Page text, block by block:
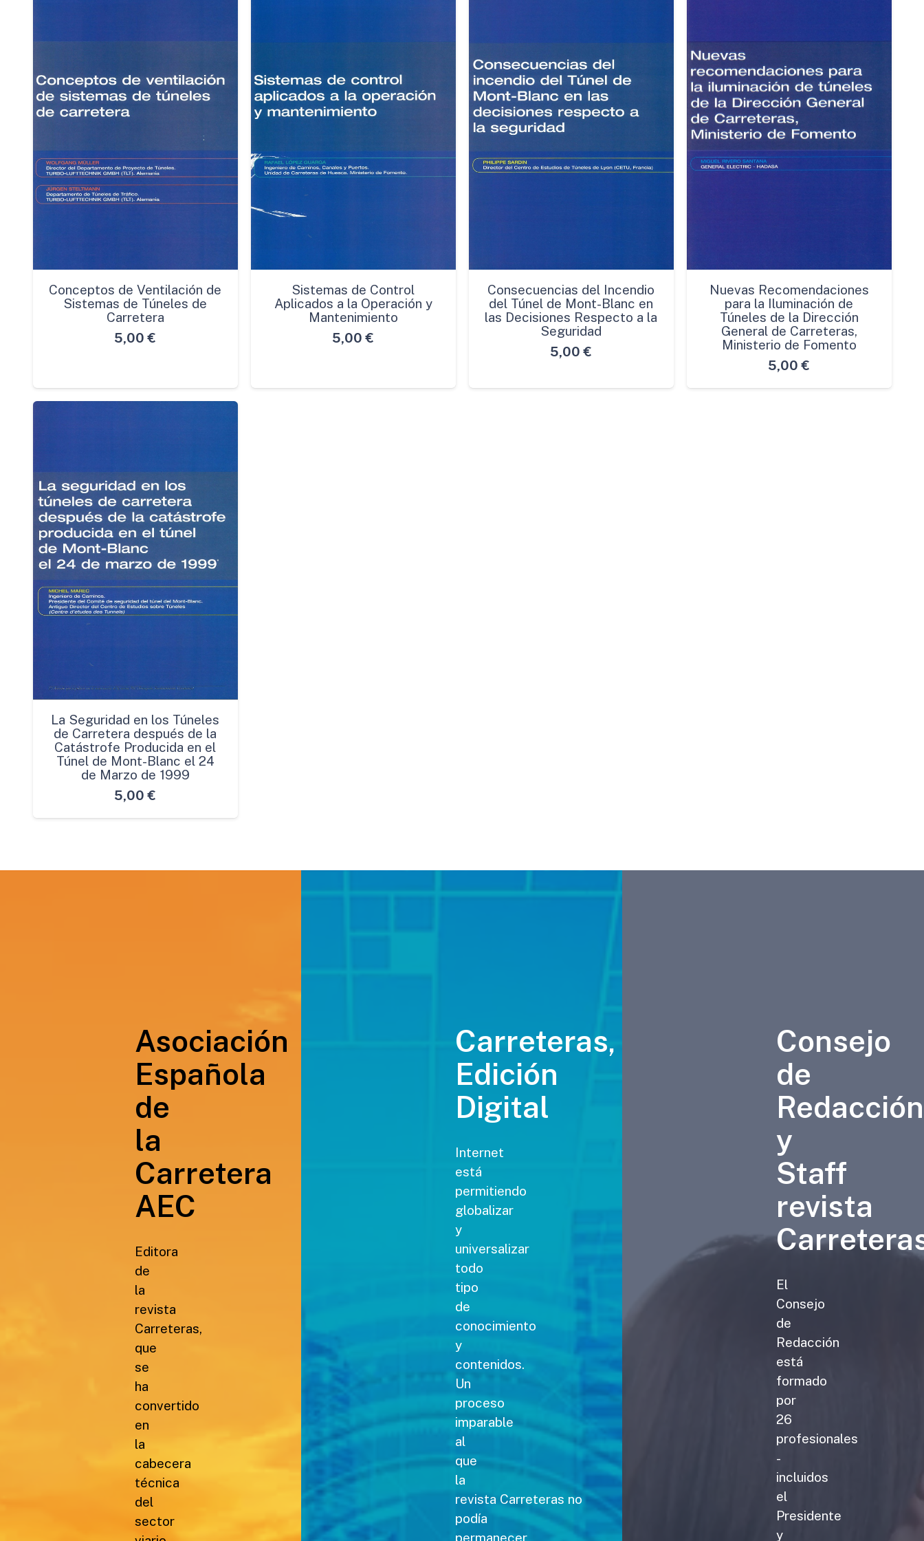
Conceptos de Ventilación de
Sistemas de Túneles de
Carretera
5,00 €
Sistemas de Control
Aplicados a la Operación y
Mantenimiento
5,00 €
Consecuencias del Incendio
del Túnel de Mont-Blanc en
las Decisiones Respecto a la
Seguridad
5,00 €
Nuevas Recomendaciones
para la Iluminación de
Túneles de la Dirección
General de Carreteras,
Ministerio de Fomento
5,00 €
La Seguridad en los Túneles
de Carretera después de la
Catástrofe Producida en el
Túnel de Mont-Blanc el 24
de Marzo de 1999
5,00 €
Asociación
Española
de
la
Carretera
AEC
Editora
de
la
revista
Carreteras,
que
se
ha
convertido
en
la
cabecera
técnica
del
sector
Carreteras,
Edición
Digital
Internet
está
permitiendo
globalizar
y
universalizar
todo
tipo
de
conocimiento
y
contenidos.
Un
proceso
imparable
al
que
la
revista Carreteras no
podía
permanecer
Consejo
de
Redacción
y
Staff
revista
El
Consejo
de
Redacción
está
formado
por
26
profesionales
-
incluidos
el
Presidente
y